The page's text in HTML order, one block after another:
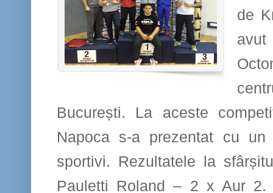
podium
de
București. La aceste
Napoca s-a prezentat cu
sportivi. Rezultatele la
Pauletti Roland – 2 x Aur